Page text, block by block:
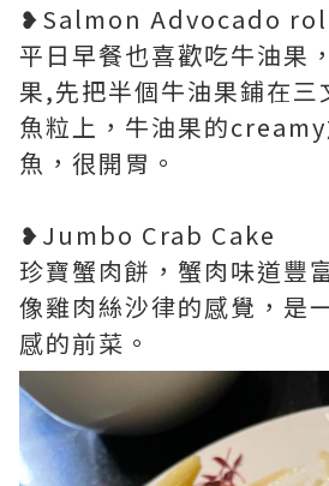
❥Salmon Advocado
平日早餐也喜歡吃牛油果
果,先把半個牛油果鋪在三
魚粒上，牛油果的
魚，很開胃。
❥Jumbo Crab Cake
珍寶蟹肉餅，蟹肉味道豐
像雞肉絲沙律的感覺，是
感的前菜。